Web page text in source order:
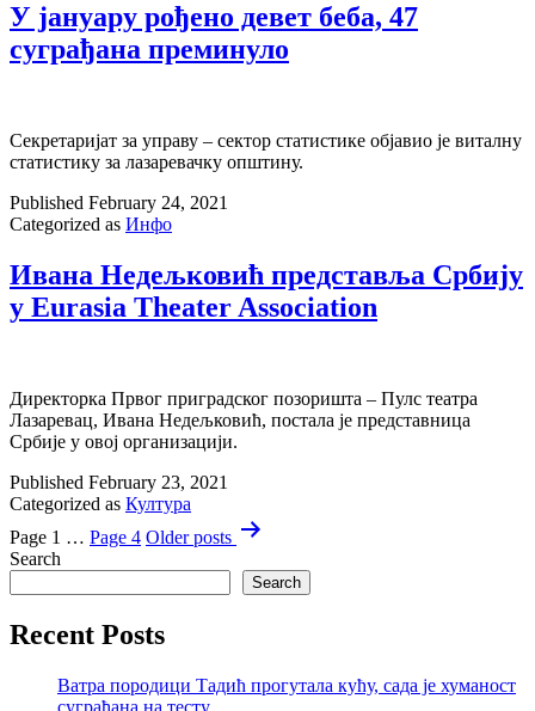
У јануару рођено девет беба, 47
суграђана преминуло
Секретаријат за управу – сектор статистике објавио је виталну
статистику за лазаревачку општину.
Published February 24, 2021
Categorized as Инфо
Ивана Недељковић представља Србију
у Eurasia Theater Association
Директорка Првог приградског позоришта – Пулс театра
Лазаревац, Ивана Недељковић, постала је представница
Србије у овој организацији.
Published February 23, 2021
Categorized as Култура
Posts
pagination
Page 1 … Page 4 Olderposts
Search
Search
Recent Posts
Ватра породици Тадић прогутала кућу, сада је хуманост
суграђана на тесту